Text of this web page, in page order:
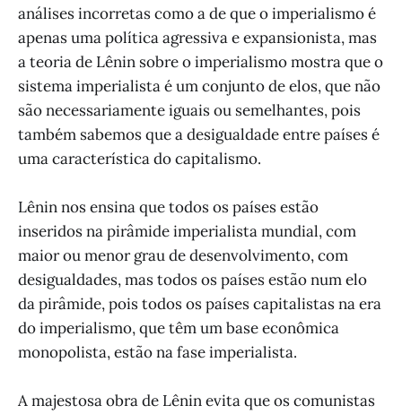
análises incorretas como a de que o imperialismo é
apenas uma política agressiva e expansionista, mas
a teoria de Lênin sobre o imperialismo mostra que o
sistema imperialista é um conjunto de elos, que não
são necessariamente iguais ou semelhantes, pois
também sabemos que a desigualdade entre países é
uma característica do capitalismo.
Lênin nos ensina que todos os países estão
inseridos na pirâmide imperialista mundial, com
maior ou menor grau de desenvolvimento, com
desigualdades, mas todos os países estão num elo
da pirâmide, pois todos os países capitalistas na era
do imperialismo, que têm um base econômica
monopolista, estão na fase imperialista.
A majestosa obra de Lênin evita que os comunistas